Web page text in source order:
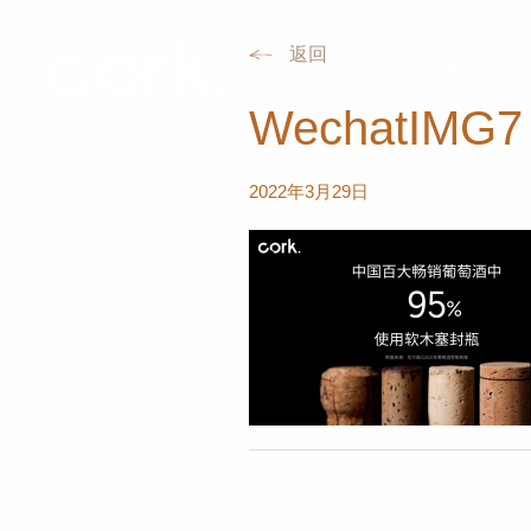
返回
WechatIMG7
2022年3月29日